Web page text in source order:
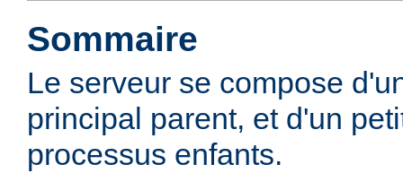
Sommaire
Le serveur se compose
principal parent, et d'un
processus enfants.